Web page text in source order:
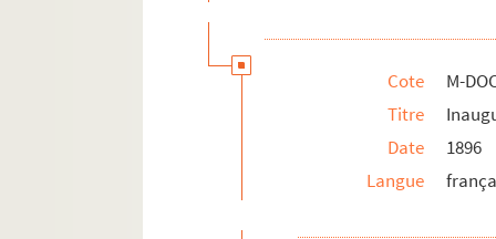
M-DOC-9-1-69. Inauguration du
M-DOC-9-1-70. Statue de
M-DOC-9-1-71. Statue de
M-DOC-9-1-72. Statue de
M-DOC-9-1-73. Statue de
Cote
M-
Titre
Date
1896
Langue